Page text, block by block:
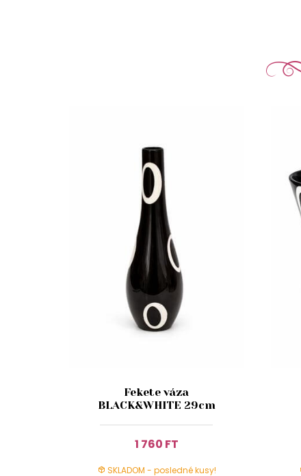
Fekete váza
BLACK&WHITE 29cm
1 760 FT
SKLADOM - posledné kusy!